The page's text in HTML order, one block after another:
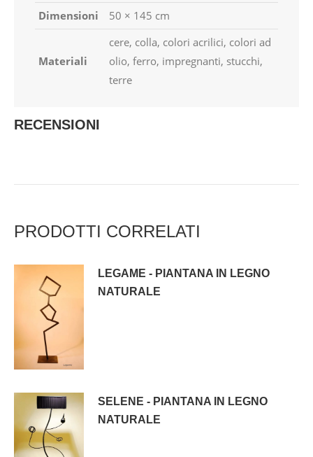
Dimensioni
50 × 145 cm
Materiali
cere, colla, colori acrilici, colori ad
olio, ferro, impregnanti, stucchi,
terre
RECENSIONI
PRODOTTI CORRELATI
LEGAME - PIANTANA IN LEGNO
NATURALE
SELENE - PIANTANA IN LEGNO
NATURALE